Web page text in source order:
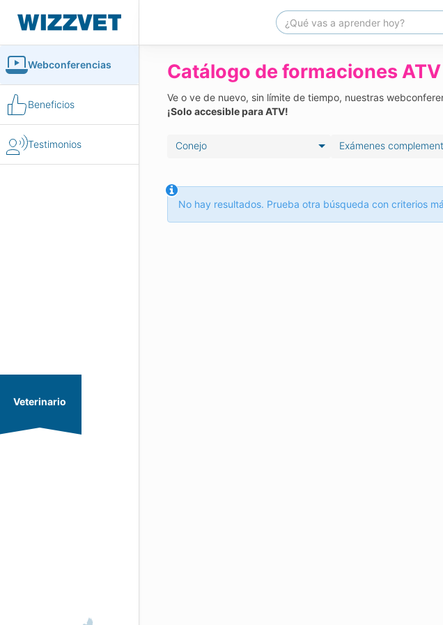
Webconferencias
Beneficios
Testimonios
Veterinario
Catálogo de formaciones
Ve o ve de nuevo, sin límite de tiempo, nuestras
¡Solo accesible para ATV!
Conejo Exámenes
No hay resultados. Prueba otra búsqueda con criterios